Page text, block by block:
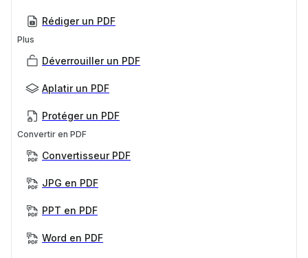
Rédiger un PDF
Plus
Déverrouiller un PDF
Aplatir un PDF
Protéger un PDF
Convertir en PDF
Convertisseur PDF
JPG en PDF
PPT en PDF
Word en PDF